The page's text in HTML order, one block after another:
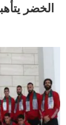
الخضر